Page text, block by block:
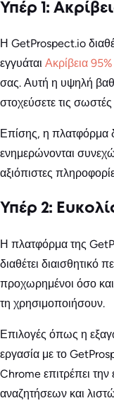
Υπέρ 1:
Η GetProspect.io
εγγυάται Ακρίβεια 95%
σας. Αυτή η υψηλή
στοχεύσετε τις
Επίσης, η πλατφόρμα
ενημερώνονται
αξιόπιστες
Υπέρ 2:
Η πλατφόρμα της
διαθέτει διαισθητικό
προχωρημένοι όσο και
τη χρησιμοποιήσουν.
Επιλογές όπως η
εργασία με το
Chrome επιτρέπει
αναζητήσεων και